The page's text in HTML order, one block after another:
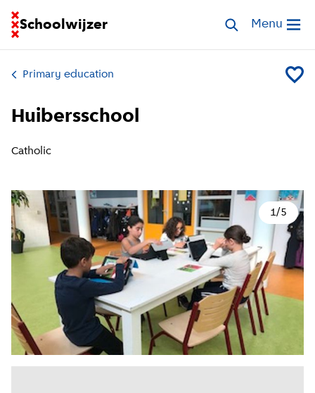
Schoolwijzer
Go to homepage of School FinderSearch schools
Open
Menu
Primary education Add
Huibersschool
Catholic
1/5